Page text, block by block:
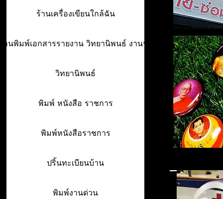
ร้านเครื่องเขียนใกล้ฉัน
านพิมพ์เอกสารรายงาน วิทยานิพนธ์ งานรา
วิทยานิพนธ์
พิมพ์ หนังสือ ราชการ
พิมพ์หนังสือราชการ
ปริ้นทะเบียนบ้าน
พิมพ์งานด่วน